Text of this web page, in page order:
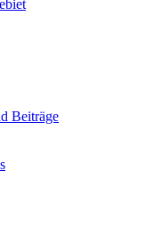
Beiträge